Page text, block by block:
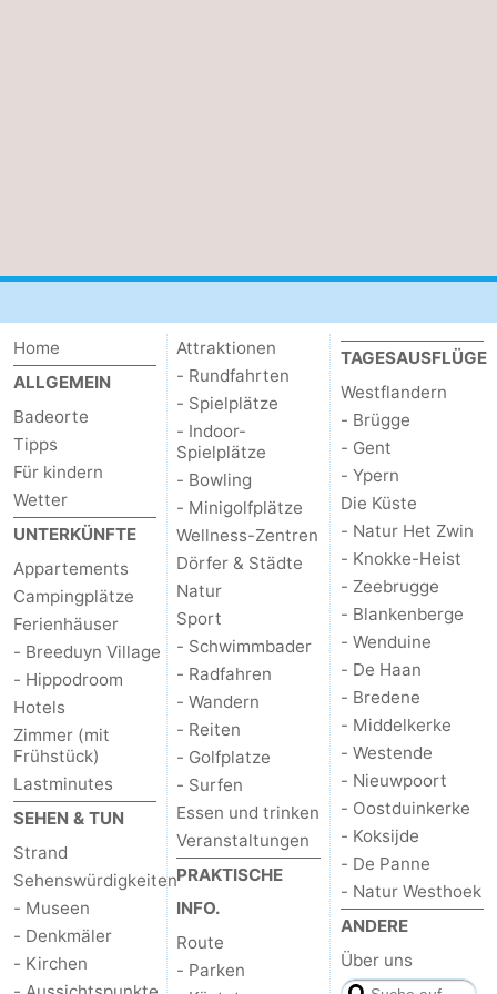
Home
ALLGEMEIN
Badeorte
Tipps
Für kindern
Wetter
UNTERKÜNFTE
Appartements
Campingplätze
Ferienhäuser
- Breeduyn Village
- Hippodroom
Hotels
Zimmer (mit
Frühstück)
Lastminutes
SEHEN & TUN
Strand
Sehenswürdigkeiten
- Museen
- Denkmäler
- Kirchen
Attraktionen
- Rundfahrten
- Spielplätze
- Indoor-
Spielplätze
- Bowling
- Minigolfplätze
Wellness-Zentren
Dörfer & Städte
Natur
Sport
- Schwimmbader
- Radfahren
- Wandern
- Reiten
- Golfplatze
- Surfen
Essen und trinken
Veranstaltungen
PRAKTISCHE
INFO.
Route
- Parken
TAGESAUSFLÜGE
Westflandern
- Brügge
- Gent
- Ypern
Die Küste
- Natur Het Zwin
- Knokke-Heist
- Zeebrugge
- Blankenberge
- Wenduine
- De Haan
- Bredene
- Middelkerke
- Westende
- Nieuwpoort
- Oostduinkerke
- Koksijde
- De Panne
- Natur Westhoek
ANDERE
Über uns